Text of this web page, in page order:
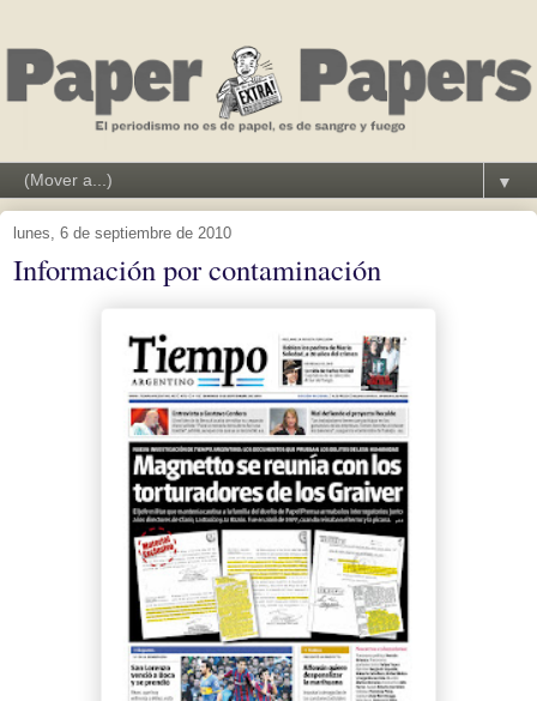
▼
lunes, 6 de septiembre de 2010
Información por contaminación